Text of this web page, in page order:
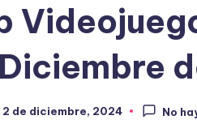
2 de diciembre, 2024 No